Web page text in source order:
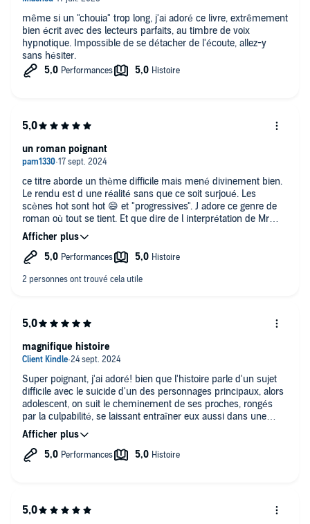
même si un "chouia" trop long, j'ai adoré ce livre, extrêmement
bien écrit avec des lecteurs parfaits, au timbre de voix
hypnotique. Impossible de se détacher de l'écoute, allez-y
sans hésiter.
ce titre aborde un thème difficile mais mené divinement bien.
Le rendu est d une réalité sans que ce soit surjoué. Les
scènes hot sont hot 😄 et "progressives". J adore ce genre de
roman où tout se tient. Et que dire de l interprétation de Mr
YEFSAH! du Waouh! comme à chaque fois. Je prends
systématiquement le roman ou le lecteur est Slimane
YEFSAH, le roman est systématiquement bon 😁
un roman poignant
Super poignant, j'ai adoré! bien que l'histoire parle d'un sujet
difficile avec le suicide d'un des personnages principaux, alors
adolescent, on suit le cheminement de ses proches, rongés
par la culpabilité, se laissant entraîner eux aussi dans une
spirale infernale, avant de faire face à leurs démons, petit à
petit. Acceptation et dépassement de soi, rédemption, pardon,
amour. Le chemin est long pour ces personnages mais
magnifique histoire